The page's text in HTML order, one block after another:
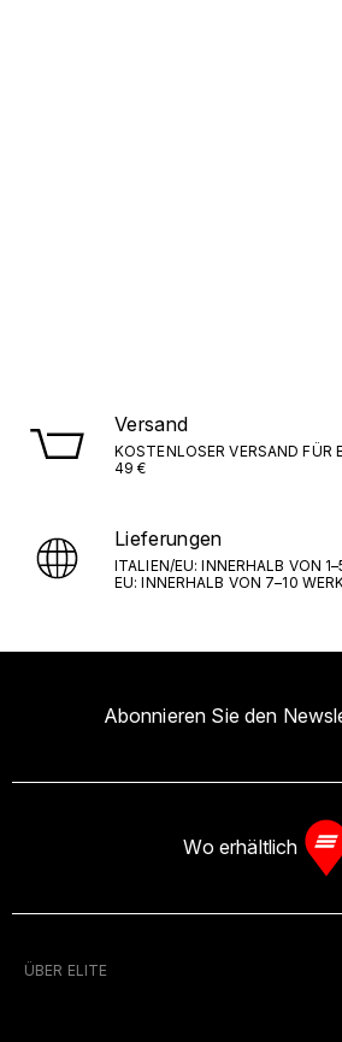
Versand
KOSTENLOSER VERSAND FÜR
49 €
Lieferungen
ITALIEN/EU: INNERHALB VON
EU: INNERHALB VON 7–10
Abonnieren Sie den
Wo erhältlich
ÜBER ELITE